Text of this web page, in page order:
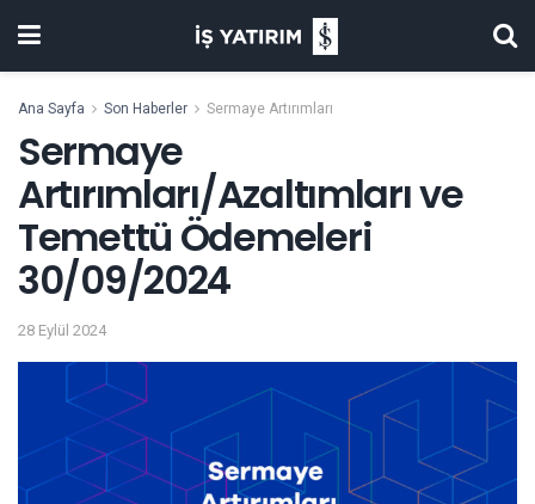
Ana Sayfa Son Haberler Sermaye Artırımları
Sermaye
Artırımları/Azaltımları ve
Temettü Ödemeleri
30/09/2024
28 Eylül 2024